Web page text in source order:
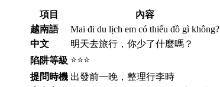
項目
內容
越南語
Mai đi du lịch em có thiếu đồ gì không?
中文
明天去旅行，你少了什麼嗎？
陷阱等級 ⭐⭐⭐
提問時機 出發前一晚，整理行李時